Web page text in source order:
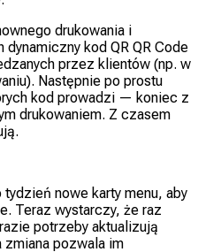
drukowania i
kod QR QR Code
przez klientów (np. w
Następnie po prostu
kod prowadzi — koniec z
drukowaniem. Z czasem
tydzień nowe karty menu, aby
Teraz wystarczy, że raz
potrzeby aktualizują
zmiana pozwala im